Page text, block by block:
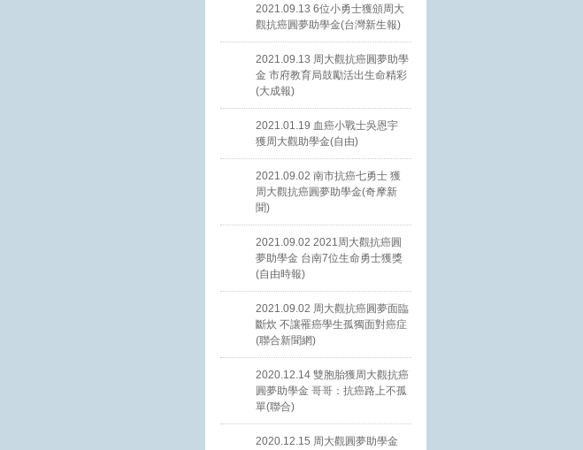
2021.09.13 6位小勇士獲頒周大
觀抗癌圓夢助學金(台灣新生報)
2021.09.13 周大觀抗癌圓夢助學
金 市府教育局鼓勵活出生命精彩
(大成報)
2021.01.19 血癌小戰士吳恩宇
獲周大觀助學金(自由)
2021.09.02 南市抗癌七勇士 獲
周大觀抗癌圓夢助學金(奇摩新
聞)
2021.09.02 2021周大觀抗癌圓
夢助學金 台南7位生命勇士獲獎
(自由時報)
2021.09.02 周大觀抗癌圓夢面臨
斷炊 不讓罹癌學生孤獨面對癌症
(聯合新聞網)
2020.12.14 雙胞胎獲周大觀抗癌
圓夢助學金 哥哥：抗癌路上不孤
單(聯合)
2020.12.15 周大觀圓夢助學金